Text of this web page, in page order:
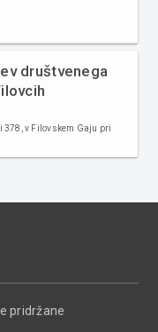
društvenega
378, v Filovskem Gaju pri
pridržane